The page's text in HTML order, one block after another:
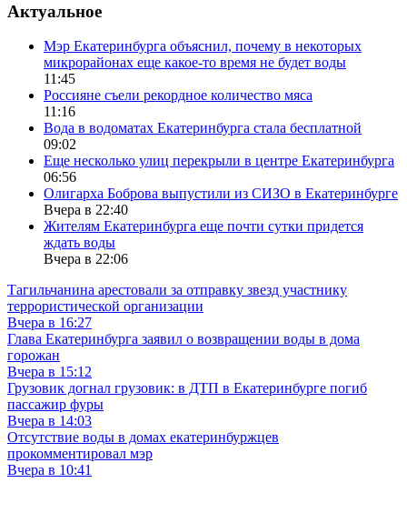
Актуальное
Мэр Екатеринбурга объяснил, почему в некоторых
микрорайонах еще какое-то время не будет воды
11:45
Россияне съели рекордное количество мяса
11:16
Вода в водоматах Екатеринбурга стала бесплатной
09:02
Еще несколько улиц перекрыли в центре Екатеринбурга
06:56
Олигарха Боброва выпустили из СИЗО в Екатеринбурге
Вчера в 22:40
Жителям Екатеринбурга еще почти сутки придется
ждать воды
Вчера в 22:06
Тагильчанина арестовали за отправку звезд участнику
террористической организации
Вчера в 16:27
Глава Екатеринбурга заявил о возвращении воды в дома
горожан
Вчера в 15:12
Грузовик догнал грузовик: в ДТП в Екатеринбурге погиб
пассажир фуры
Вчера в 14:03
Отсутствие воды в домах екатеринбуржцев
прокомментировал мэр
Вчера в 10:41